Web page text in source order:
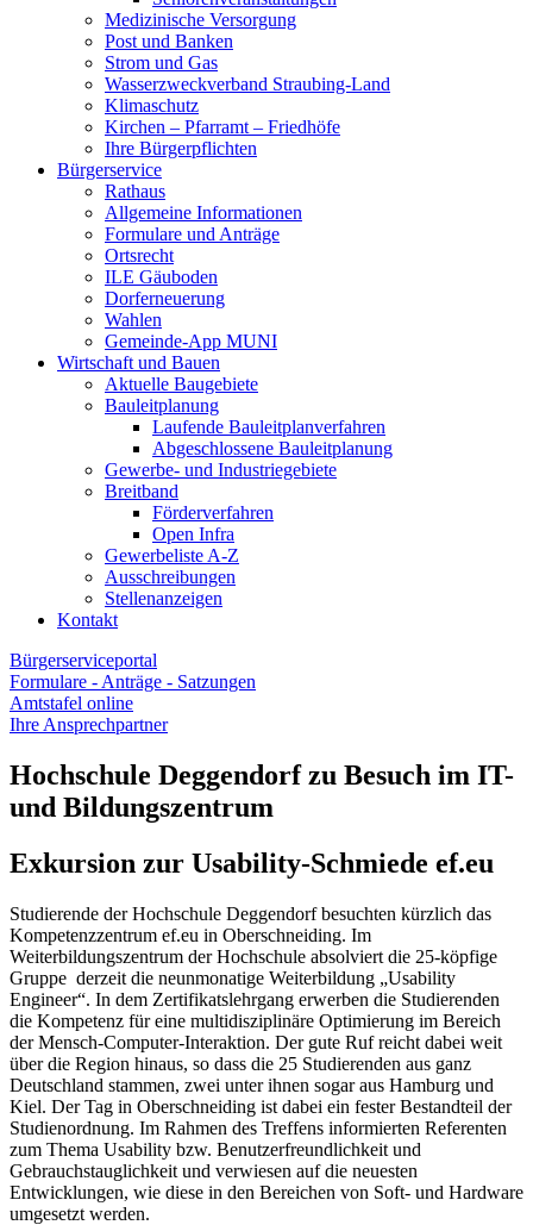
Medizinische Versorgung
Post und Banken
Strom und Gas
Wasserzweckverband Straubing-Land
Klimaschutz
Kirchen – Pfarramt – Friedhöfe
Ihre Bürgerpflichten
Bürgerservice
Rathaus
Allgemeine Informationen
Formulare und Anträge
Ortsrecht
ILE Gäuboden
Dorferneuerung
Wahlen
Gemeinde-App MUNI
Wirtschaft und Bauen
Aktuelle Baugebiete
Bauleitplanung
Laufende Bauleitplanverfahren
Abgeschlossene Bauleitplanung
Gewerbe- und Industriegebiete
Breitband
Förderverfahren
Open Infra
Gewerbeliste A-Z
Ausschreibungen
Stellenanzeigen
Kontakt
Bürgerserviceportal
Formulare - Anträge - Satzungen
Amtstafel online
Ihre Ansprechpartner
Hochschule Deggendorf zu Besuch im IT-
und Bildungszentrum
Exkursion zur Usability-Schmiede ef.eu
Studierende der Hochschule Deggendorf besuchten kürzlich das
Kompetenzzentrum ef.eu in Oberschneiding. Im
Weiterbildungszentrum der Hochschule absolviert die 25-köpfige
Gruppe derzeit die neunmonatige Weiterbildung „Usability
Engineer“. In dem Zertifikatslehrgang erwerben die Studierenden
die Kompetenz für eine multidisziplinäre Optimierung im Bereich
der Mensch-Computer-Interaktion. Der gute Ruf reicht dabei weit
über die Region hinaus, so dass die 25 Studierenden aus ganz
Deutschland stammen, zwei unter ihnen sogar aus Hamburg und
Kiel. Der Tag in Oberschneiding ist dabei ein fester Bestandteil der
Studienordnung. Im Rahmen des Treffens informierten Referenten
zum Thema Usability bzw. Benutzerfreundlichkeit und
Gebrauchstauglichkeit und verwiesen auf die neuesten
Entwicklungen, wie diese in den Bereichen von Soft- und Hardware
umgesetzt werden.